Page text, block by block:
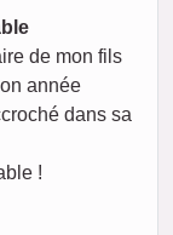
de mon fils
année
dans sa
!